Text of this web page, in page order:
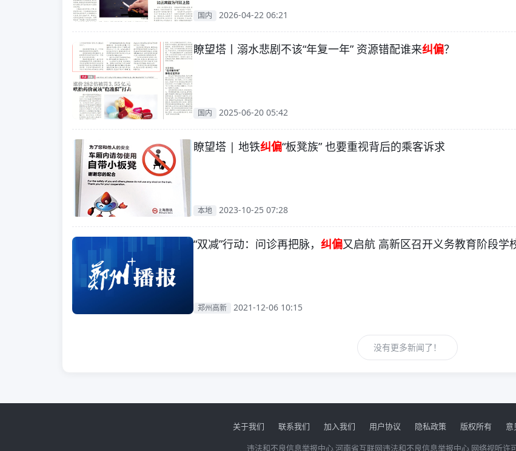
国内 2026-04-22 06:21
瞭望塔丨溺水悲剧不该“年复一年” 资源错配谁来纠偏？
国内 2025-06-20 05:42
瞭望塔 | 地铁纠偏“板凳族” 也要重视背后的乘客诉求
本地 2023-10-25 07:28
“双减”行动：问诊再把脉， 纠偏又启航 高新区召开义务教育阶段学
郑州高新 2021-12-06 10:15
没有更多新闻了！
关于我们 联系我们 加入我们 用户协议 隐私政策 版权所有 意
违法和不良信息举报中心河南省互联网违法和不良信息举报中心 网络视听许